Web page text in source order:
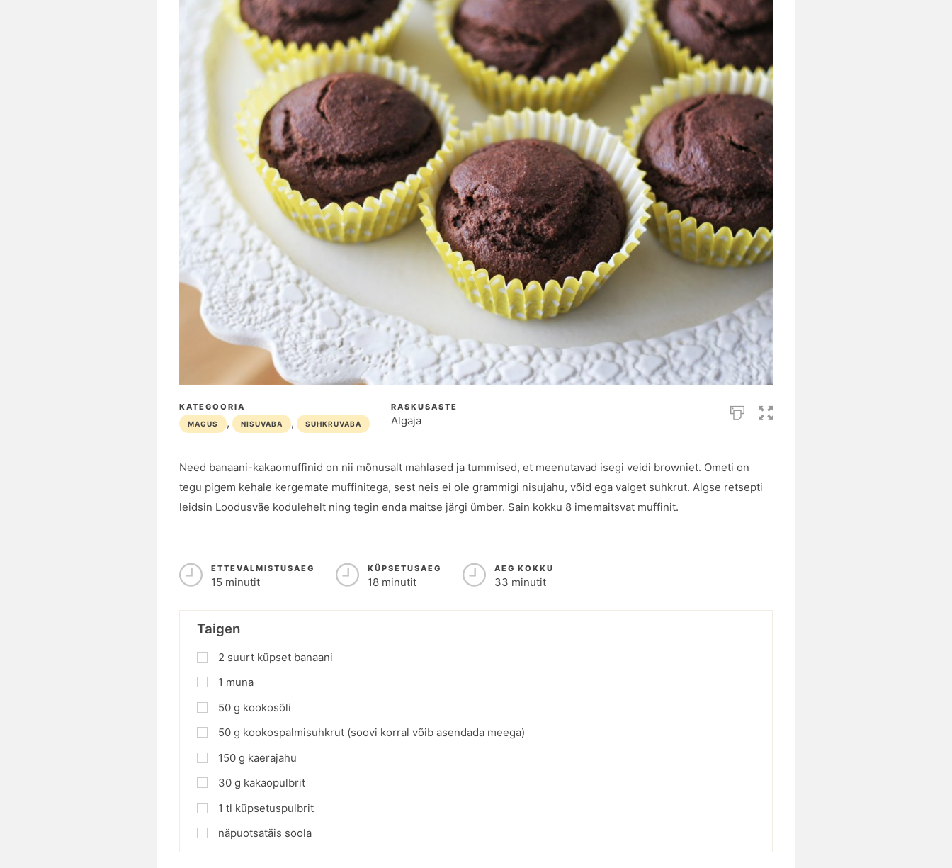
KATEGOORIA
MAGUS , NISUVABA , SUHKRUVABA
RASKUSASTE
Algaja
Need banaani-kakaomuffinid on nii mõnusalt mahlased ja tummised, et meenutavad isegi veidi browniet. Ometi on
tegu pigem kehale kergemate muffinitega, sest neis ei ole grammigi nisujahu, võid ega valget suhkrut. Algse retsepti
leidsin Loodusväe kodulehelt ning tegin enda maitse järgi ümber. Sain kokku 8 imemaitsvat muffinit.
ETTEVALMISTUSAEG
15 minutit
KÜPSETUSAEG
18 minutit
AEG KOKKU
33 minutit
Taigen
2 suurt küpset banaani
1 muna
50 g kookosõli
50 g kookospalmisuhkrut (soovi korral võib asendada meega)
150 g kaerajahu
30 g kakaopulbrit
1 tl küpsetuspulbrit
näpuotsatäis soola